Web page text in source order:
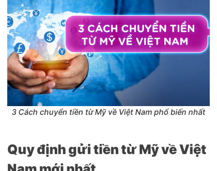
3 Cách chuyển tiền từ Mỹ về Việt Nam phổ biến nhất
Quy định gửi tiền từ Mỹ về Việt